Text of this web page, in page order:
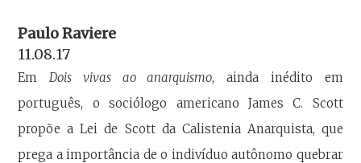
Paulo Raviere
11.08.17
Em Dois vivas ao anarquismo, ainda inédito em
português, o sociólogo americano James C. Scott
propõe a Lei de Scott da Calistenia Anarquista, que
prega a importância de o indivíduo autônomo quebrar